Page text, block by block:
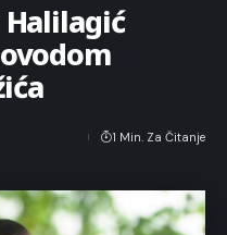
1 Min. Za Čitanje